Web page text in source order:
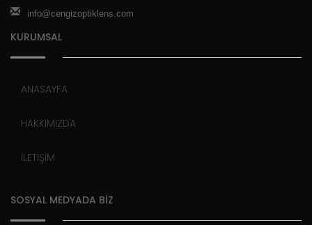
info@cengizoptiklens.com
KURUMSAL
ANASAYFA
HAKKIMIZDA
İLETİŞİM
SOSYAL MEDYADA BİZ